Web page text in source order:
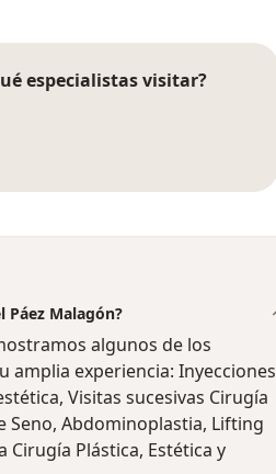
especialistas visitar?
Páez Malagón?
algunos de los
amplia experiencia: Inyecciones
Visitas sucesivas Cirugía
Seno, Abdominoplastia, Lifting
Plástica, Estética y